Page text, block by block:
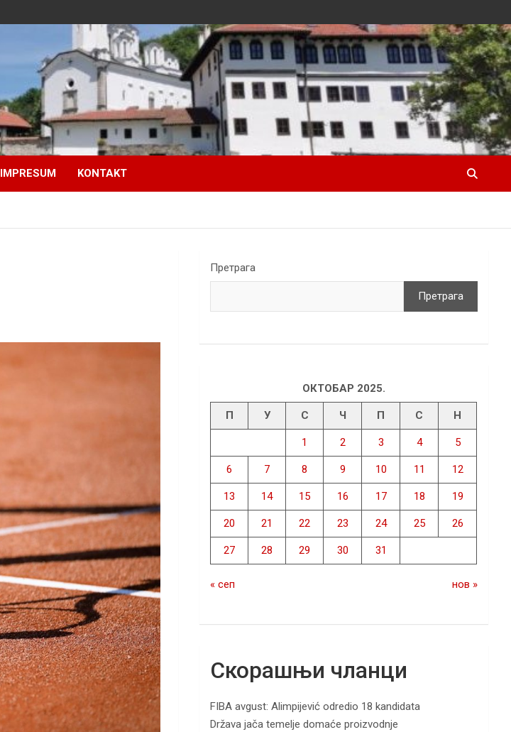
IMPRESUM KONTAKT
Претрага
Претрага
ОКТОБАР 2025.
П У С Ч П С Н
1 2 3 4 5
6 7 8 9 10 11 12
13 14 15 16 17 18 19
20 21 22 23 24 25 26
27 28 29 30 31
« сеп нов »
Скорашњи чланци
FIBA avgust: Alimpijević odredio 18 kandidata
Država jača temelje domaće proizvodnje